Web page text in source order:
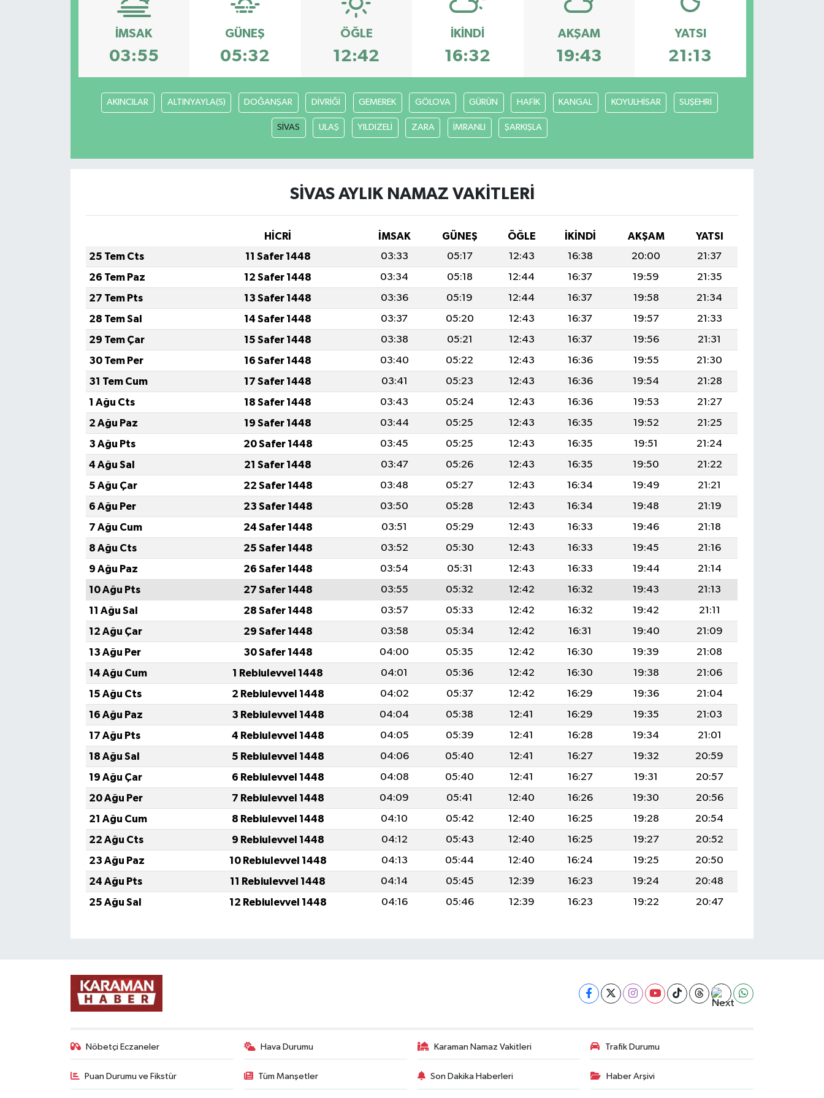
İMSAK
03:55
GÜNEŞ
05:32
ÖĞLE
12:42
İKINDI
16:32
AKŞAM
19:43
YATSI
21:13
AKINCILAR ALTINYAYLA(S) DOĞANŞAR DİVRİĞİ GEMEREK GÖLOVA GÜRÜN HAFİK KANGAL KOYULHİSAR SUŞEHRİ
SİVAS ULAŞ YILDIZELİ ZARA İMRANLI ŞARKIŞLA
SİVAS AYLIK NAMAZ VAKITLERI
HİCRİ İMSAK GÜNEŞ ÖĞLE İKINDI AKŞAM
YATSI
25 Tem Cts
11 Safer 1448 03:33 05:17 12:43 16:38 20:00
21:37
26 Tem Paz
12 Safer 1448 03:34 05:18 12:44 16:37 19:59
21:35
27 Tem Pts
13 Safer 1448 03:36 05:19 12:44 16:37 19:58
21:34
28 Tem Sal
14 Safer 1448 03:37 05:20 12:43 16:37 19:57
21:33
29 Tem Çar
15 Safer 1448 03:38 05:21 12:43 16:37 19:56
21:31
30 Tem Per
16 Safer 1448 03:40 05:22 12:43 16:36 19:55
21:30
31 Tem Cum
17 Safer 1448 03:41 05:23 12:43 16:36 19:54
21:28
1 Ağu Cts
18 Safer 1448 03:43 05:24 12:43 16:36 19:53
21:27
2 Ağu Paz
19 Safer 1448 03:44 05:25 12:43 16:35 19:52
21:25
3 Ağu Pts
20 Safer 1448 03:45 05:25 12:43 16:35 19:51
21:24
4 Ağu Sal
21 Safer 1448 03:47 05:26 12:43 16:35 19:50
21:22
5 Ağu Çar
22 Safer 1448 03:48 05:27 12:43 16:34 19:49
21:21
6 Ağu Per
23 Safer 1448 03:50 05:28 12:43 16:34 19:48
21:19
7 Ağu Cum
24 Safer 1448 03:51 05:29 12:43 16:33 19:46
21:18
8 Ağu Cts
25 Safer 1448 03:52 05:30 12:43 16:33 19:45
21:16
9 Ağu Paz
26 Safer 1448 03:54 05:31 12:43 16:33 19:44
21:14
10 Ağu Pts
27 Safer 1448 03:55 05:32 12:42 16:32 19:43
21:13
11 Ağu Sal
28 Safer 1448 03:57 05:33 12:42 16:32 19:42
21:11
12 Ağu Çar
29 Safer 1448 03:58 05:34 12:42 16:31 19:40
21:09
13 Ağu Per
30 Safer 1448 04:00 05:35 12:42 16:30 19:39
21:08
14 Ağu Cum
1 Rebiulevvel 1448 04:01 05:36 12:42 16:30 19:38
21:06
15 Ağu Cts
2 Rebiulevvel 1448 04:02 05:37 12:42 16:29 19:36
21:04
16 Ağu Paz
3 Rebiulevvel 1448 04:04 05:38 12:41 16:29 19:35
21:03
17 Ağu Pts
4 Rebiulevvel 1448 04:05 05:39 12:41 16:28 19:34
21:01
18 Ağu Sal
5 Rebiulevvel 1448 04:06 05:40 12:41 16:27 19:32
20:59
19 Ağu Çar
6 Rebiulevvel 1448 04:08 05:40 12:41 16:27 19:31
20:57
20 Ağu Per
7 Rebiulevvel 1448 04:09 05:41 12:40 16:26 19:30
20:56
21 Ağu Cum
8 Rebiulevvel 1448 04:10 05:42 12:40 16:25 19:28
20:54
22 Ağu Cts
9 Rebiulevvel 1448 04:12 05:43 12:40 16:25 19:27
20:52
23 Ağu Paz
10 Rebiulevvel 1448 04:13 05:44 12:40 16:24 19:25
20:50
24 Ağu Pts
11 Rebiulevvel 1448 04:14 05:45 12:39 16:23 19:24
20:48
25 Ağu Sal
12 Rebiulevvel 1448 04:16 05:46 12:39 16:23 19:22 20:47
Nöbetçi Eczaneler Hava Durumu Karaman Namaz Vakitleri Trafik Durumu
Puan Durumu ve Fikstür Tüm Manşetler Son Dakika Haberleri Haber Arşivi